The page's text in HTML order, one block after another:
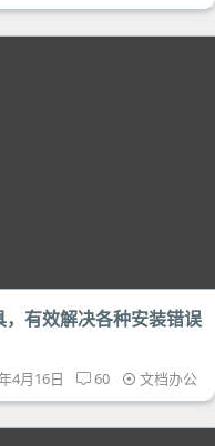
有效解决各种安装错误
4月16日 60 文档办公